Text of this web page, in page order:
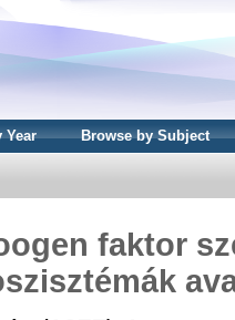
Year Browse by Subject
faktor